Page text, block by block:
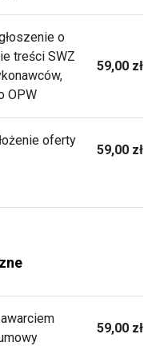
o
treści SWZ
OPW
59,00 zł
oferty
59,00 zł
59,00 zł